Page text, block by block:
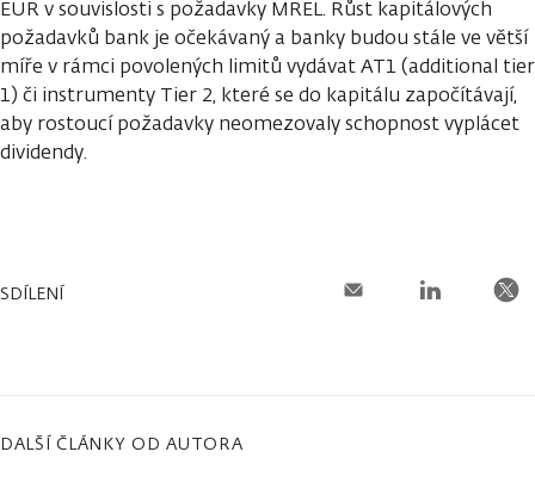
EUR v souvislosti s požadavky MREL. Růst kapitálových
požadavků bank je očekávaný a banky budou stále ve větší
míře v rámci povolených limitů vydávat AT1 (additional tier
1) či instrumenty Tier 2, které se do kapitálu započítávají,
aby rostoucí požadavky neomezovaly schopnost vyplácet
dividendy.
SDÍLENÍ
DALŠÍ ČLÁNKY OD AUTORA